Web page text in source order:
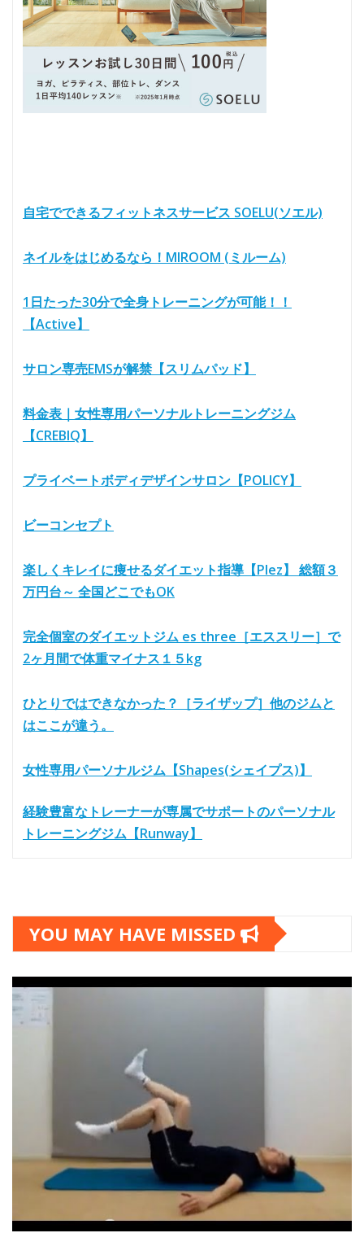
自宅でできるフィットネスサービス SOELU(ソエル)
ネイルをはじめるなら！MIROOM (ミルーム)
1日たった30分で全身トレーニングが可能！！
【Active】
サロン専売EMSが解禁【スリムパッド】
料金表｜女性専用パーソナルトレーニングジム
【CREBIQ】
プライベートボディデザインサロン【POLICY】
ビーコンセプト
楽しくキレイに痩せるダイエット指導【Plez】 総額３
万円台～ 全国どこでもOK
完全個室のダイエットジム es three［エススリー］で
2ヶ月間で体重マイナス１５kg
ひとりではできなかった？［ライザップ］他のジムと
はここが違う。
女性専用パーソナルジム【Shapes(シェイプス)】
経験豊富なトレーナーが専属でサポートのパーソナル
トレーニングジム【Runway】
YOU MAY HAVE MISSED